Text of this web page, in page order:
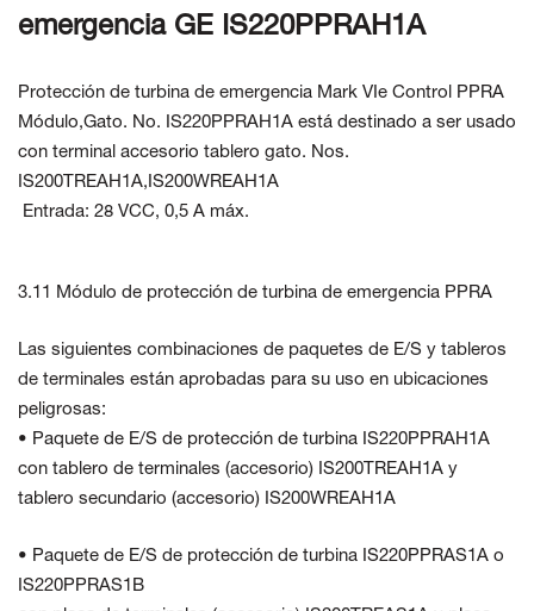
emergencia GE IS220PPRAH1A
Protección de turbina de emergencia Mark VIe Control PPRA
Módulo,Gato. No. IS220PPRAH1A está destinado a ser usado
con terminal accesorio tablero gato. Nos.
IS200TREAH1A,IS200WREAH1A
Entrada: 28 VCC, 0,5 A máx.
3.11 Módulo de protección de turbina de emergencia PPRA
Las siguientes combinaciones de paquetes de E/S y tableros
de terminales están aprobadas para su uso en ubicaciones
peligrosas:
• Paquete de E/S de protección de turbina IS220PPRAH1A
con tablero de terminales (accesorio) IS200TREAH1A y
tablero secundario (accesorio) IS200WREAH1A
• Paquete de E/S de protección de turbina IS220PPRAS1A o
IS220PPRAS1B